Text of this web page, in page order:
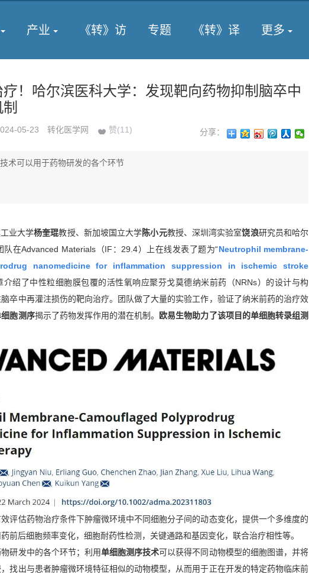
产业 《转》访 专题 《转》译 更多
！哈尔滨医科大学：发现靶向药物抑制脑卒中
05-23 转化医学网 赞(11) 分享：
术可以用于药物研发的各个环节
业大学杨奎琨教授、新加坡国立大学陈小元教授、深圳湾实验室饶浪研究员和哈尔
队在Advanced Materials（IF：29.4）上在线发表了题为“Neutrophil membrane-
nanomedicine for inflammation suppression in ischemic stroke
介绍了中性粒细胞膜包覆的活性氧响应聚芬戈莫德纳米前药（NRNs）的设计与构
卒中再灌注损伤的靶向治疗。团队做了大量的实验工作，验证了纳米前药的治疗效
胞测序揭示了药物发挥作用的潜在机制。
欧易生物助力了该项目的单细胞转录组测
评估药物治疗条件下肿瘤微环境中不同细胞分子间的动态变化，提供一个多维度的
前后细胞频率变化，细胞耐药性检测，关键通路和基因变化，联合治疗相性等。
研发中的各个环节；利用单细胞测序技术可以获得不同动物模型的细胞图谱，并将
找出与患者肿瘤微环境特征相似的动物模型，从而用于正在开发的特定药物临床前